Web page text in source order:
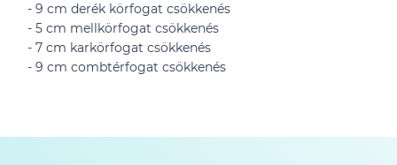
- 9 cm derék körfogat csökkenés
- 5 cm mellkörfogat csökkenés
- 7 cm karkörfogat csökkenés
- 9 cm combtérfogat csökkenés